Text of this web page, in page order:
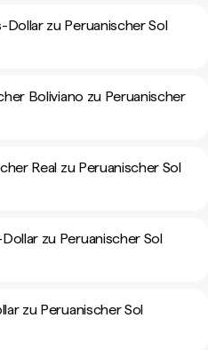
zu Peruanischer Sol
Boliviano zu Peruanischer
Real zu Peruanischer Sol
zu Peruanischer Sol
zu Peruanischer Sol